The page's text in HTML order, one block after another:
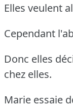
Elles veulent
Cependant
Donc elles
chez elles.
Marie essaie